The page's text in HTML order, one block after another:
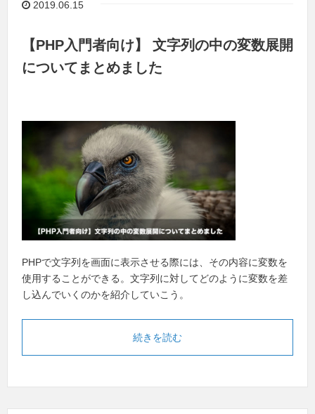
2019.06.15
【PHP入門者向け】 文字列の中の変数展開
についてまとめました
PHPで文字列を画面に表示させる際には、その内容に変数を
使用することができる。文字列に対してどのように変数を差
し込んでいくのかを紹介していこう。
続きを読む